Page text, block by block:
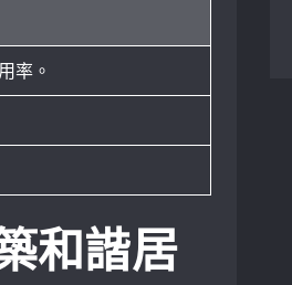
率。
和諧居